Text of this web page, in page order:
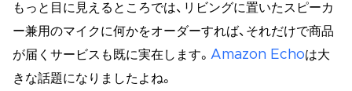
もっと目に見えるところでは、リビングに置いたスピーカ
ー兼用のマイクに何かをオーダーすれば、それだけで商品
が届くサービスも既に実在します。 Amazon Echoは大
きな話題になりましたよね。